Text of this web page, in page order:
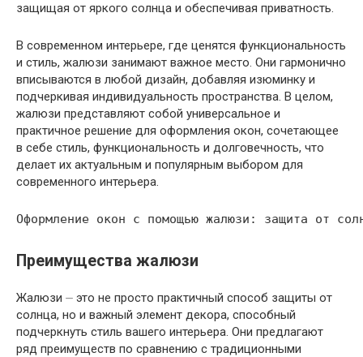
защищая от яркого солнца и обеспечивая приватность.
В современном интерьере, где ценятся функциональность
и стиль, жалюзи занимают важное место. Они гармонично
вписываются в любой дизайн, добавляя изюминку и
подчеркивая индивидуальность пространства. В целом,
жалюзи представляют собой универсальное и
практичное решение для оформления окон, сочетающее
в себе стиль, функциональность и долговечность, что
делает их актуальным и популярным выбором для
современного интерьера.
Преимущества жалюзи
Жалюзи ⏤ это не просто практичный способ защиты от
солнца, но и важный элемент декора, способный
подчеркнуть стиль вашего интерьера. Они предлагают
ряд преимуществ по сравнению с традиционными